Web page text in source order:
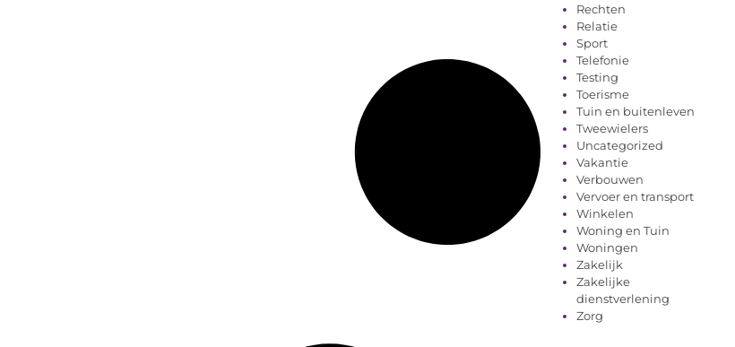
Rechten
Relatie
Sport
Telefonie
Testing
Toerisme
Tuin en buitenleven
Tweewielers
Uncategorized
Vakantie
Verbouwen
Vervoer en transport
Winkelen
Woning en Tuin
Woningen
Zakelijk
Zakelijke
dienstverlening
Zorg